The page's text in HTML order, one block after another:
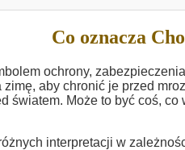
Co oznacza
ochrony,
zimę, aby chronić je przed
światem. Może to być coś,
interpretacji w